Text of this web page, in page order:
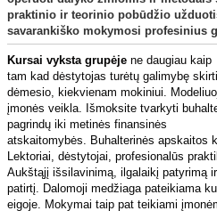
praktinio ir teorinio pobūdžio
savarankiško mokymosi profesinius
Kursai vyksta grupėje ne daugiau kaip
tam kad dėstytojas turėtų galimybę
dėmesio, kiekvienam mokiniui.
įmonės veikla. Išmoksite tvarkyti
pagrindų iki metinės finansinės
atskaitomybės. Buhalterinės apskaitos
Lektoriai, dėstytojai, profesionalūs
Aukštąjį išsilavinimą, ilgalaikį patyrimą
patirtį. Dalomoji medžiaga pateikiama
eigoje. Mokymai taip pat teikiami